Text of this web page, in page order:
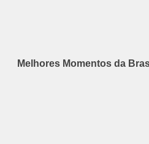
Melhores Momentos da